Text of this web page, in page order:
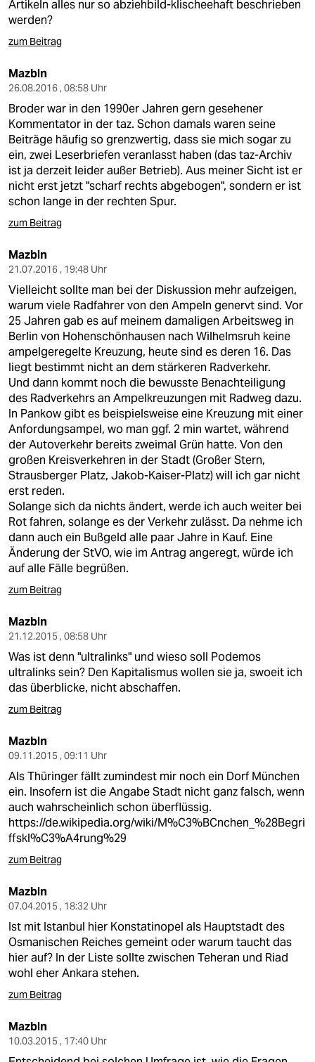
Artikeln alles nur so abziehbild-klischeehaft beschrieben
werden?
zum Beitrag
Mazbln
26.08.2016 , 08:58 Uhr
Broder war in den 1990er Jahren gern gesehener
Kommentator in der taz. Schon damals waren seine
Beiträge häufig so grenzwertig, dass sie mich sogar zu
ein, zwei Leserbriefen veranlasst haben (das taz-Archiv
ist ja derzeit leider außer Betrieb). Aus meiner Sicht ist er
nicht erst jetzt "scharf rechts abgebogen", sondern er ist
schon lange in der rechten Spur.
zum Beitrag
Mazbln
21.07.2016 , 19:48 Uhr
Vielleicht sollte man bei der Diskussion mehr aufzeigen,
warum viele Radfahrer von den Ampeln genervt sind. Vor
25 Jahren gab es auf meinem damaligen Arbeitsweg in
Berlin von Hohenschönhausen nach Wilhelmsruh keine
ampelgeregelte Kreuzung, heute sind es deren 16. Das
liegt bestimmt nicht an dem stärkeren Radverkehr.
Und dann kommt noch die bewusste Benachteiligung
des Radverkehrs an Ampelkreuzungen mit Radweg dazu.
In Pankow gibt es beispielsweise eine Kreuzung mit einer
Anfordungsampel, wo man ggf. 2 min wartet, während
der Autoverkehr bereits zweimal Grün hatte. Von den
großen Kreisverkehren in der Stadt (Großer Stern,
Strausberger Platz, Jakob-Kaiser-Platz) will ich gar nicht
erst reden.
Solange sich da nichts ändert, werde ich auch weiter bei
Rot fahren, solange es der Verkehr zulässt. Da nehme ich
dann auch ein Bußgeld alle paar Jahre in Kauf. Eine
Änderung der StVO, wie im Antrag angeregt, würde ich
auf alle Fälle begrüßen.
zum Beitrag
Mazbln
21.12.2015 , 08:58 Uhr
Was ist denn "ultralinks" und wieso soll Podemos
ultralinks sein? Den Kapitalismus wollen sie ja, swoeit ich
das überblicke, nicht abschaffen.
zum Beitrag
Mazbln
09.11.2015 , 09:11 Uhr
Als Thüringer fällt zumindest mir noch ein Dorf München
ein. Insofern ist die Angabe Stadt nicht ganz falsch, wenn
auch wahrscheinlich schon überflüssig.
https://de.wikipedia.org/wiki/M%C3%BCnchen_%28Begri
ffskl%C3%A4rung%29
zum Beitrag
Mazbln
07.04.2015 , 18:32 Uhr
Ist mit Istanbul hier Konstatinopel als Hauptstadt des
Osmanischen Reiches gemeint oder warum taucht das
hier auf? In der Liste sollte zwischen Teheran und Riad
wohl eher Ankara stehen.
zum Beitrag
Mazbln
10.03.2015 , 17:40 Uhr